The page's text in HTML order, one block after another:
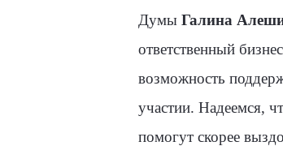
Думы Галина
ответственный
возможность
участии. Надеемся,
помогут скорее